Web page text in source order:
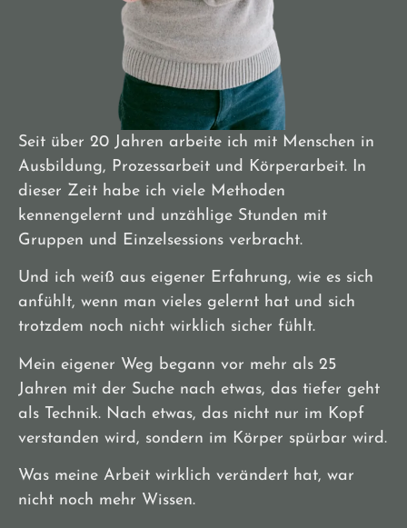
Seit über 20 Jahren arbeite ich mit Menschen in
Ausbildung, Prozessarbeit und Körperarbeit. In
dieser Zeit habe ich viele Methoden
kennengelernt und unzählige Stunden mit
Gruppen und Einzelsessions verbracht.
Und ich weiß aus eigener Erfahrung, wie es sich
anfühlt, wenn man vieles gelernt hat und sich
trotzdem noch nicht wirklich sicher fühlt.
Mein eigener Weg begann vor mehr als 25
Jahren mit der Suche nach etwas, das tiefer geht
als Technik. Nach etwas, das nicht nur im Kopf
verstanden wird, sondern im Körper spürbar wird.
Was meine Arbeit wirklich verändert hat, war
nicht noch mehr Wissen.